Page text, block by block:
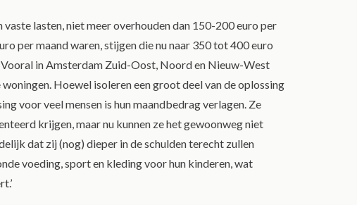
vaste lasten, niet meer overhouden dan 150-200 euro per
per maand waren, stijgen die nu naar 350 tot 400 euro
in Amsterdam Zuid-Oost, Noord en Nieuw-West
Hoewel isoleren een groot deel van de oplossing
voor veel mensen is hun maandbedrag verlagen. Ze
krijgen, maar nu kunnen ze het gewoonweg niet
dat zij (nog) dieper in de schulden terecht zullen
voeding, sport en kleding voor hun kinderen, wat